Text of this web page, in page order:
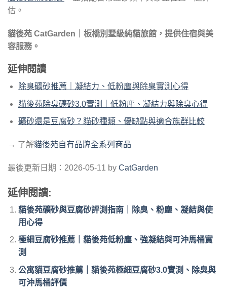
估。
貓後苑 CatGarden｜板橋別墅級純貓旅館，提供住宿與美
容服務。
延伸閱讀
除臭礦砂推薦｜凝結力、低粉塵與除臭實測心得
貓後苑除臭礦砂3.0實測｜低粉塵、凝結力與除臭心得
礦砂還是豆腐砂？貓砂種類、優缺點與適合族群比較
→ 了解貓後苑自有品牌全系列商品
最後更新日期：2026-05-11 by CatGarden
延伸閱讀:
貓後苑礦砂與豆腐砂評測指南｜除臭、粉塵、凝結與使
用心得
極細豆腐砂推薦｜貓後苑低粉塵、強凝結與可沖馬桶實
測
公寓貓豆腐砂推薦｜貓後苑極細豆腐砂3.0實測、除臭與
可沖馬桶評價